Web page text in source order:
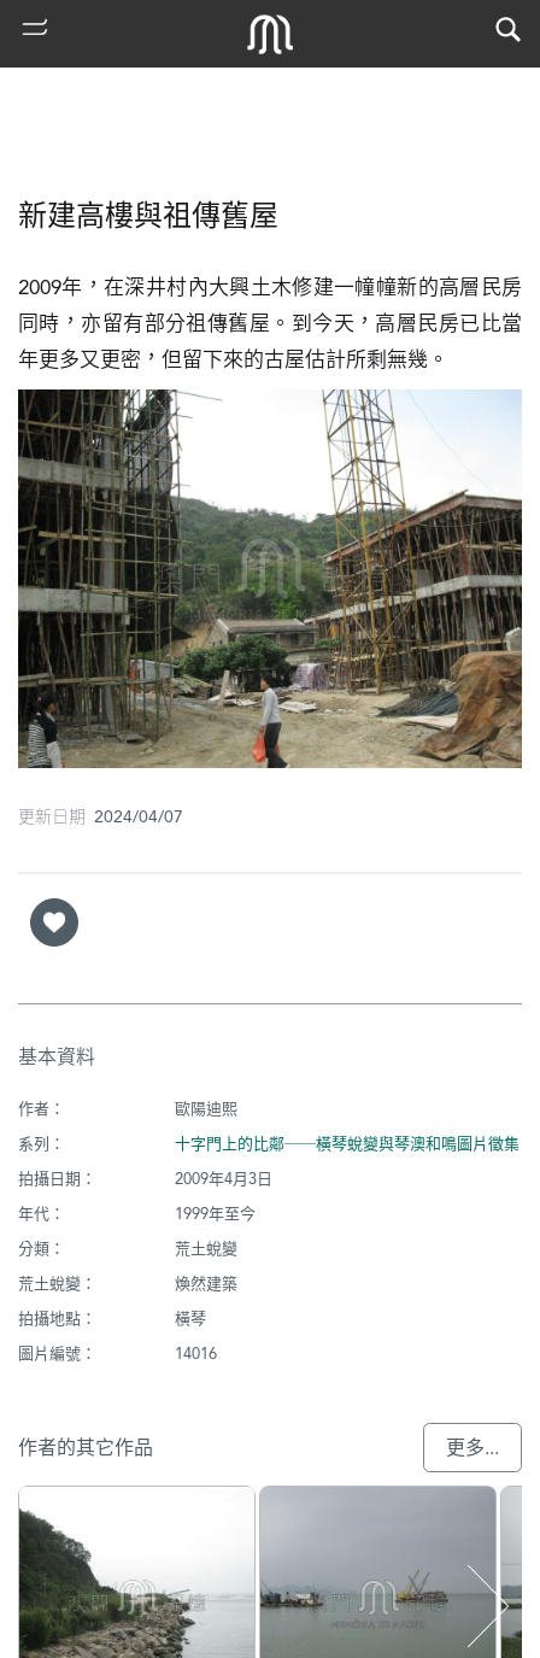
搜
索
地
圖
媽
寺
廟
士
新建高樓與祖傳舊屋
2009年，在深井村內大興土木修建一幢幢新的高層民房
同時，亦留有部分祖傳舊屋。到今天，高層民房已比當
年更多又更密，但留下來的古屋估計所剩無幾。
更新日期 2024/04/07
基本資料
作者：
歐陽迪熙
系列：
十字門上的比鄰──橫琴蛻變與琴澳和鳴圖片徵集
拍攝日期：
2009年4月3日
年代：
1999年至今
分類：
荒土蛻變
荒土蛻變：
煥然建築
拍攝地點：
橫琴
圖片編號：
14016
作者的其它作品 更多...